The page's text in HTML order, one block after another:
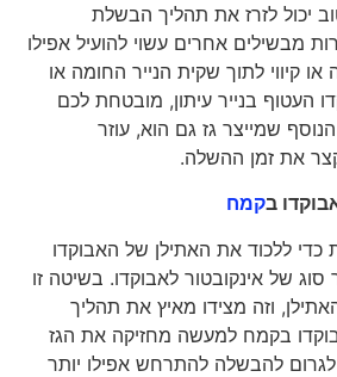
לזרז את תהליך הבשלת
מבשילים אחרים עשוי להועיל אפילו
קיווי לתוך שקית הנייר החומה או
בנייר עיתון, מובטחת לכם
שמייצר גז גם הוא, עוזר
את זמן ההשלה.
קמח
ללכוד את האתילן של האבוקדו
של אינקובטור לאבוקדו. בשיטה זו
וזה מצידו מאיץ את תהליך
בקמח למעשה מחזיקה את הגז
להבשלה להתרחש אפילו יותר